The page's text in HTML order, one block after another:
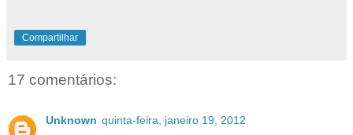
Compartilhar
17 comentários:
Unknown quinta-feira, janeiro 19, 2012